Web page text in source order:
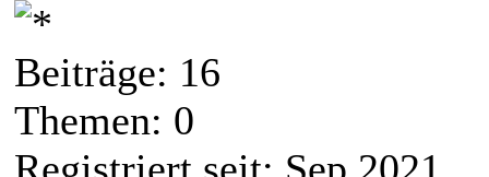
Beiträge: 16
Themen: 0
Registriert seit: Sep 2021